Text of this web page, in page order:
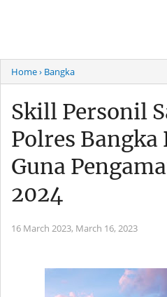
Home› Bangka
Skill Personil
Polres
Guna
2024
16 March 2023, March 16, 2023